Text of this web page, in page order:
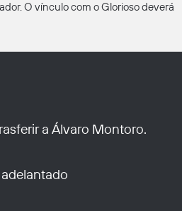
O vínculo com o Glorioso deverá
a Álvaro Montoro.
adelantado